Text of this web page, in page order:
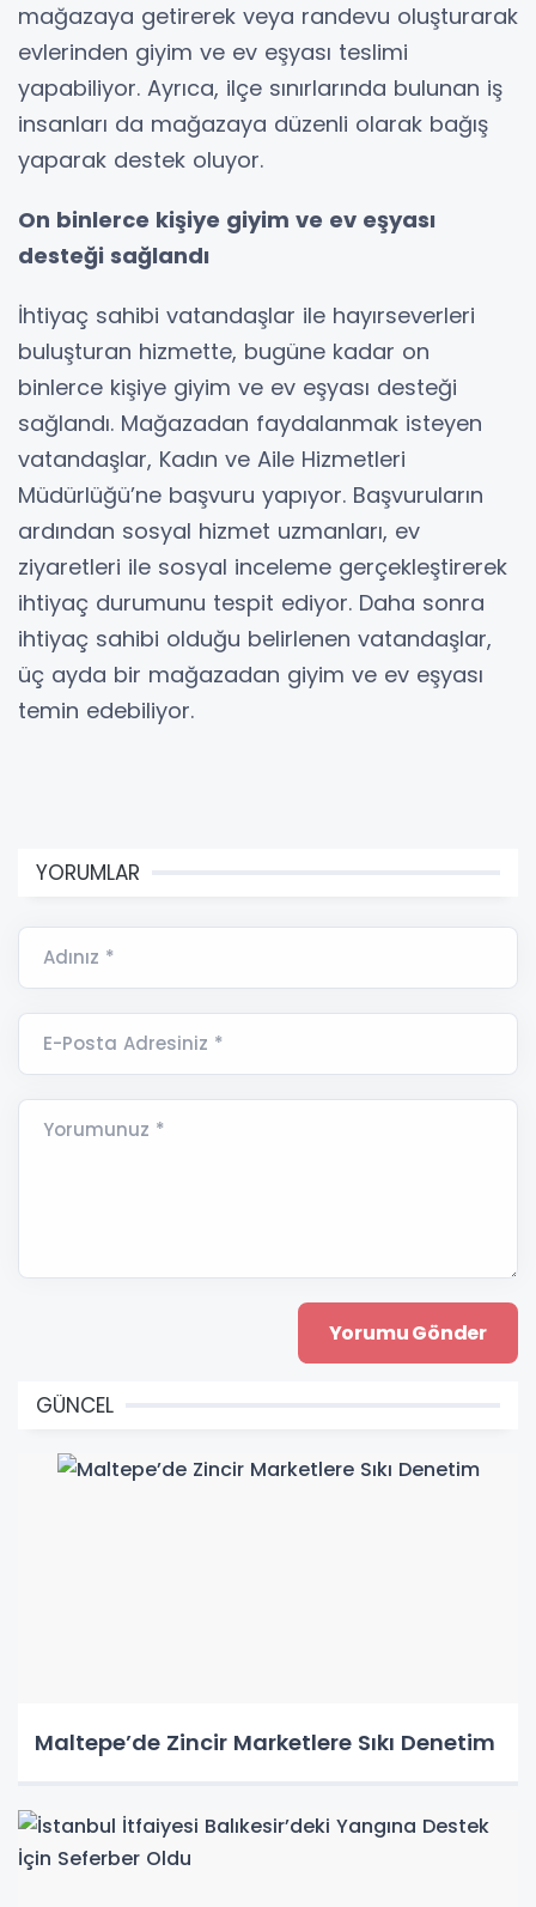
mağazaya getirerek veya randevu oluşturarak
evlerinden giyim ve ev eşyası teslimi
yapabiliyor. Ayrıca, ilçe sınırlarında bulunan iş
insanları da mağazaya düzenli olarak bağış
yaparak destek oluyor.
On binlerce kişiye giyim ve ev eşyası
desteği sağlandı
İhtiyaç sahibi vatandaşlar ile hayırseverleri
buluşturan hizmette, bugüne kadar on
binlerce kişiye giyim ve ev eşyası desteği
sağlandı. Mağazadan faydalanmak isteyen
vatandaşlar, Kadın ve Aile Hizmetleri
Müdürlüğü’ne başvuru yapıyor. Başvuruların
ardından sosyal hizmet uzmanları, ev
ziyaretleri ile sosyal inceleme gerçekleştirerek
ihtiyaç durumunu tespit ediyor. Daha sonra
ihtiyaç sahibi olduğu belirlenen vatandaşlar,
üç ayda bir mağazadan giyim ve ev eşyası
temin edebiliyor.
YORUMLAR
Adınız *
E-Posta Adresiniz *
Yorumunuz *
GÜNCEL
Maltepe’de Zincir Marketlere Sıkı Denetim